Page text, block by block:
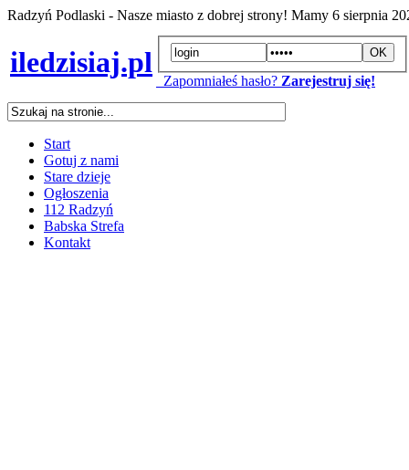
Radzyń Podlaski - Nasze miasto z dobrej strony! Mamy 6 sierpnia
iledzisiaj.pl
Zapomniałeś hasło? Zarejestruj się!
Start
Gotuj z nami
Stare dzieje
Ogłoszenia
112 Radzyń
Babska Strefa
Kontakt